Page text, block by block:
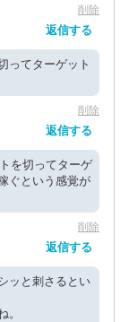
削除
返信する
ってターゲット
削除
返信する
を切ってターゲ
ぐという感覚が
削除
返信する
ッと刺さるとい
。